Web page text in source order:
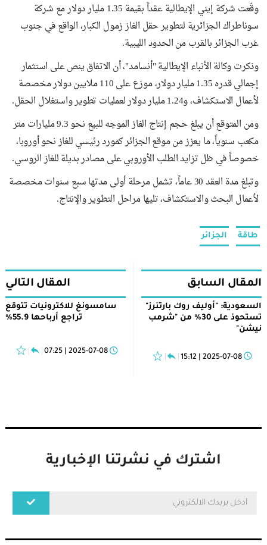
وقّعت شركة إيني الإيطالية عقداً بقيمة 1.35 مليار دولار مع شركة
سوناطراك الجزائرية لتطوير حقل الغاز زمول الكبار، الواقع في جنوب
غرب الجزائر بالقرب من الحدود الليبية.
وذكرت وكالة الأنباء الإيطالية "أنسامد"، أن الاتفاق ينص على استثمار
إجمالي قدره 1.35 مليار دولار، موزع على 110 ملايين دولار مخصصة
لأعمال الاستكشاف، و1.24 مليار دولار لعمليات تطوير واستغلال الحقل.
ومن المتوقع أن يبلغ حجم إنتاج الغاز الموجه للبيع نحو 9.3 مليارات متر
مكعب سنوياً، ما يعزز من موقع الجزائر كمورد رئيسي للغاز نحو أوروبا،
خصوصاً في ظل تزايد الطلب الأوروبي على مصادر بديلة للغاز الروسي.
وتبلغ مدة العقد 30 عاماً، تشمل مرحلة أولى مدتها سبع سنوات مخصصة
لأعمال البحث والاستكشاف، تليها مراحل التطوير والإنتاج.
طاقة الجزائر
المقال السابق
السعودية: "أوليف روك بارتنرز"
تستحوذ على 30% من "شرمب
نيشن"
2025-07-08 | 15:12
المقال التالي
سامسونغ للاكترونيات تتوقع
تراجع أرباحها 55.9%
2025-07-08 | 07:25
اشترك في نشرتنا الإخبارية